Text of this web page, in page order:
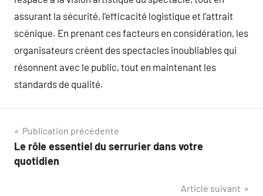
assurant la sécurité, l’efficacité logistique et l’attrait
scénique. En prenant ces facteurs en considération, les
organisateurs créent des spectacles inoubliables qui
résonnent avec le public, tout en maintenant les
standards de qualité.
Navigation
de
Publication précédente
Le rôle essentiel du serrurier dans votre
quotidien
Article suivant